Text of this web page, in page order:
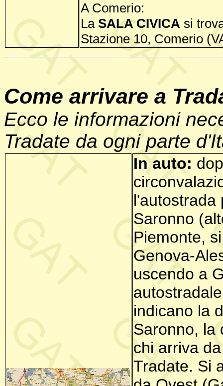
A Comerio:
La SALA CIVICA si
Stazione 10, Comerio
Come arrivare a
Ecco le informazioni
Tradate da ogni parte
In auto:
l'autostrada
Saronno
Piemonte,
Genova-
uscendo a
indicano la
Saronno, la
chi arriva
Tradate. Si